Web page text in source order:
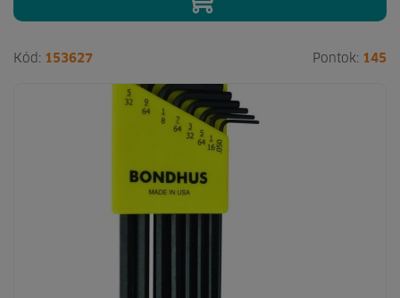
Kód: 153627 Pontok: 145